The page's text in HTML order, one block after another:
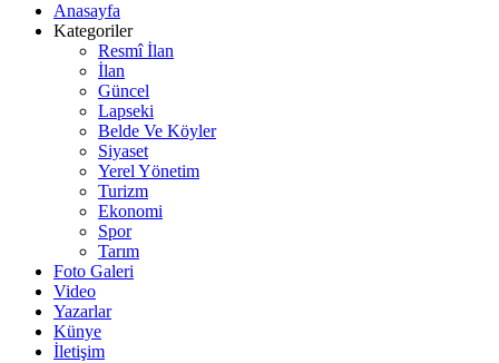
Anasayfa
Kategoriler
Resmî İlan
İlan
Güncel
Lapseki
Belde Ve Köyler
Siyaset
Yerel Yönetim
Turizm
Ekonomi
Spor
Tarım
Foto Galeri
Video
Yazarlar
Künye
İletişim